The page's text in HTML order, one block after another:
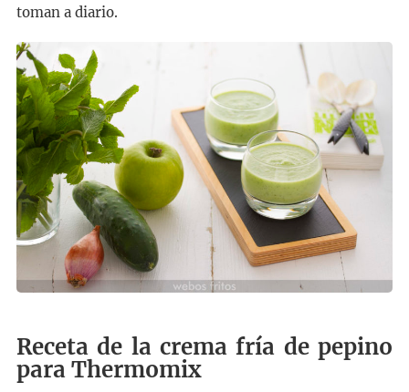
toman a diario.
Receta de la crema fría de pepino
para Thermomix